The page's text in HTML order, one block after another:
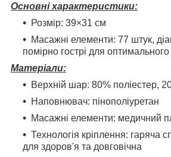
Основні характеристики:
Розмір: 39×31 см
Масажні елементи: 77 штук,
помірно гострі для
Матеріали:
Верхній шар: 80% поліестер,
Наповнювач: пінополіуретан
Масажні елементи: медичний
Технологія кріплення: гаряча
для здоров'я та довговічна